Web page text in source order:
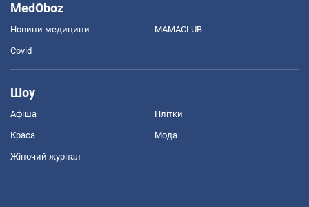
MedOboz
Новини медицини MAMACLUB
Covid
Шоу
Афіша Плітки
Краса Мода
Жіночий журнал